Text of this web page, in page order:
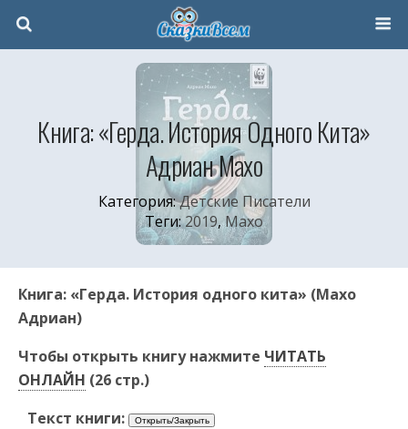
Книга: «Герда. История Одного Кита»
Адриан Махо
Категория:Детские Писатели
Теги:2019,Махо
Книга: «Герда. История одного кита» (Махо
Адриан)
Чтобы открыть книгу нажмите ЧИТАТЬ
ОНЛАЙН (26 стр.)
Текст книги: